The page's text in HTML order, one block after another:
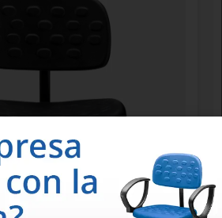
de poliuretano rígido tipo piel integral.